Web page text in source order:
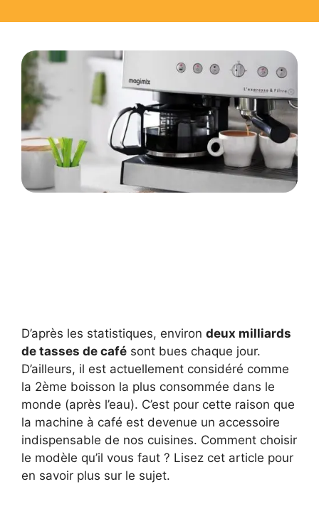
D’après les statistiques, environ deux milliards
de tasses de café sont bues chaque jour.
D’ailleurs, il est actuellement considéré comme
la 2ème boisson la plus consommée dans le
monde (après l’eau). C’est pour cette raison que
la machine à café est devenue un accessoire
indispensable de nos cuisines. Comment choisir
le modèle qu’il vous faut ? Lisez cet article pour
en savoir plus sur le sujet.